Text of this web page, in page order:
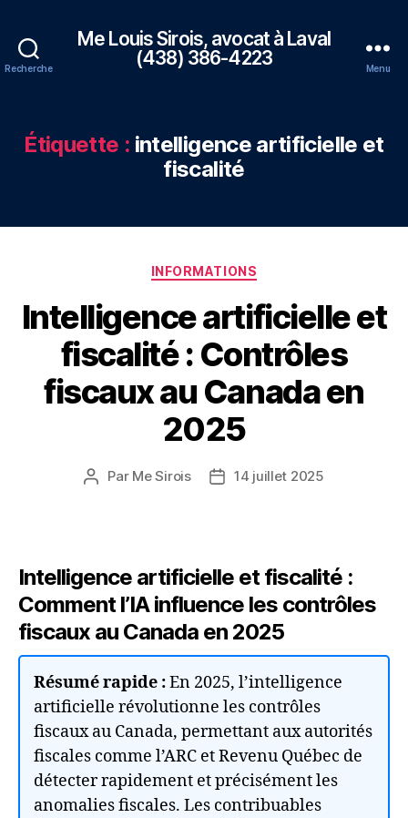
Recherche
Me Louis Sirois, avocat à Laval
(438) 386-4223
Menu
Étiquette : intelligence artificielle et
fiscalité
Catégories
INFORMATIONS
Intelligence artificielle et
fiscalité : Contrôles
fiscaux au Canada en
2025
Auteur
Par Me Sirois
Date14 juillet 2025
Intelligence artificielle et fiscalité :
Comment l’IA influence les contrôles
fiscaux au Canada en 2025
Résumé rapide :En 2025, l’intelligence
artificielle révolutionne les contrôles
fiscaux au Canada, permettant aux autorités
fiscales comme l’ARC et Revenu Québec de
détecter rapidement et précisément les
anomalies fiscales. Les contribuables